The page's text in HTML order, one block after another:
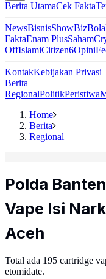
Berita UtamaCek Fakta
NewsBisnisShowBizBola
FaktaEnam PlusSaham
OffIslamiCitizen6Opini
KontakKebijakan Privasi
Berita
RegionalPolitikPeristiwa
Home
Berita
Regional
Polda
Vape Isi
Aceh
Total ada 195 cartridge
etomidate.